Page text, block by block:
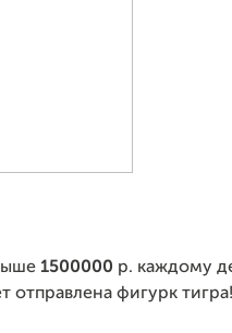
1500000 р. каждому
отправлена фигурк